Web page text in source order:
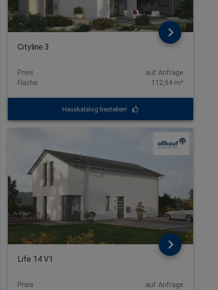
Cityline 3
Preis
auf Anfrage
Fläche
112,94 m²
Hauskatalog bestellen!
Life 14 V1
Preis
auf Anfrage